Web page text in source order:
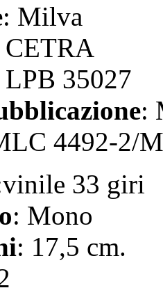
: Milva
CETRA
LPB 35027
:
4492-2/
33 giri
: Mono
: 17,5 cm.